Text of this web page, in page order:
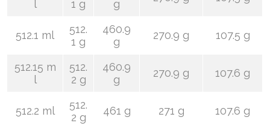
l
1 g
g
512.1 ml
512.
1 g
460.9
g
270.9 g 107.5 g
512.15 m
l
512.
2 g
460.9
g
270.9 g 107.6 g
512.2 ml
512.
2 g
461 g 271 g 107.6 g